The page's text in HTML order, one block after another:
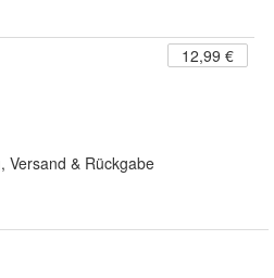
12,99 €
Versand & Rückgabe